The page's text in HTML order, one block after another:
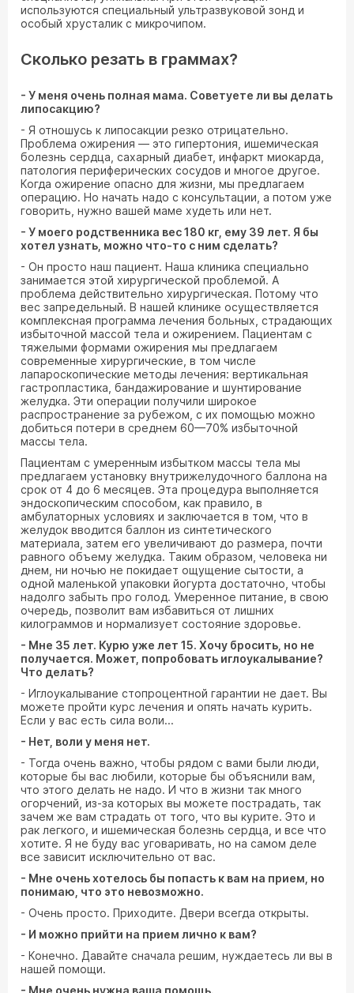
используются специальный ультразвуковой зонд и
особый хрусталик с микрочипом.
Сколько резать в граммах?
- У меня очень полная мама. Советуете ли вы делать
липосакцию?
- Я отношусь к липосакции резко отрицательно.
Проблема ожирения — это гипертония, ишемическая
болезнь сердца, сахарный диабет, инфаркт миокарда,
патология периферических сосудов и многое другое.
Когда ожирение опасно для жизни, мы предлагаем
операцию. Но начать надо с консультации, а потом уже
говорить, нужно вашей маме худеть или нет.
- У моего родственника вес 180 кг, ему 39 лет. Я бы
хотел узнать, можно что-то с ним сделать?
- Он просто наш пациент. Наша клиника специально
занимается этой хирургической проблемой. А
проблема действительно хирургическая. Потому что
вес запредельный. В нашей клинике осуществляется
комплексная программа лечения больных, страдающих
избыточной массой тела и ожирением. Пациентам с
тяжелыми формами ожирения мы предлагаем
современные хирургические, в том числе
лапароскопические методы лечения: вертикальная
гастропластика, бандажирование и шунтирование
желудка. Эти операции получили широкое
распространение за рубежом, с их помощью можно
добиться потери в среднем 60—70% избыточной
массы тела.
Пациентам с умеренным избытком массы тела мы
предлагаем установку внутрижелудочного баллона на
срок от 4 до 6 месяцев. Эта процедура выполняется
эндоскопическим способом, как правило, в
амбулаторных условиях и заключается в том, что в
желудок вводится баллон из синтетического
материала, затем его увеличивают до размера, почти
равного объему желудка. Таким образом, человека ни
днем, ни ночью не покидает ощущение сытости, а
одной маленькой упаковки йогурта достаточно, чтобы
надолго забыть про голод. Умеренное питание, в свою
очередь, позволит вам избавиться от лишних
килограммов и нормализует состояние здоровье.
- Мне 35 лет. Курю уже лет 15. Хочу бросить, но не
получается. Может, попробовать иглоукалывание?
Что делать?
- Иглоукалывание стопроцентной гарантии не дает. Вы
можете пройти курс лечения и опять начать курить.
Если у вас есть сила воли...
- Нет, воли у меня нет.
- Тогда очень важно, чтобы рядом с вами были люди,
которые бы вас любили, которые бы объяснили вам,
что этого делать не надо. И что в жизни так много
огорчений, из-за которых вы можете пострадать, так
зачем же вам страдать от того, что вы курите. Это и
рак легкого, и ишемическая болезнь сердца, и все что
хотите. Я не буду вас уговаривать, но на самом деле
все зависит исключительно от вас.
- Мне очень хотелось бы попасть к вам на прием, но
понимаю, что это невозможно.
- Очень просто. Приходите. Двери всегда открыты.
- И можно прийти на прием лично к вам?
- Конечно. Давайте сначала решим, нуждаетесь ли вы в
нашей помощи.
- Мне очень нужна ваша помощь.